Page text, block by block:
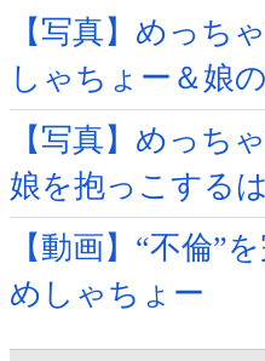
【写真】めっち
しゃちょー＆娘
【写真】めっち
娘を抱っこする
【動画】“不倫”
めしゃちょー